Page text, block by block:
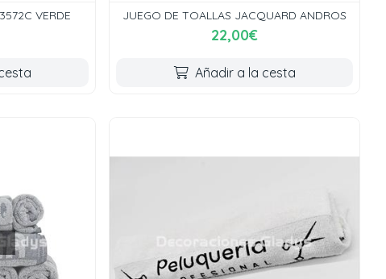
VERDE JUEGO DE TOALLAS JACQUARD ANDROS
22,00€
Añadir a la cesta